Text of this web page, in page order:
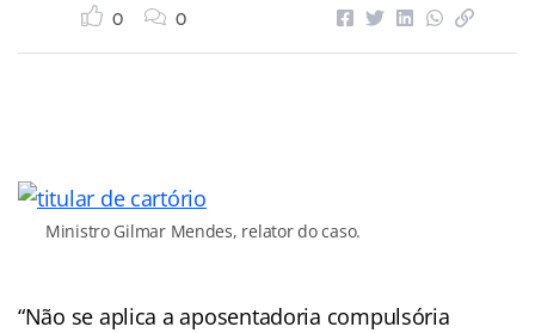
0 0
Ministro Gilmar Mendes, relator do caso.
“Não se aplica a aposentadoria compulsória